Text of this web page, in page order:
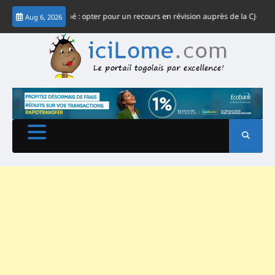
Skip
content
Aug 6, 2026: opter pour un recours en révision auprès de la CJ-CEDEAO